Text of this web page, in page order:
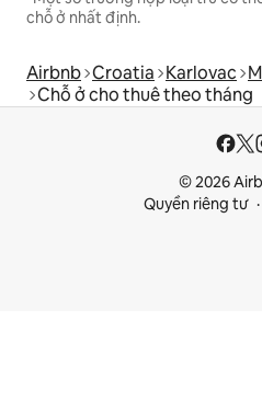
chỗ ở nhất định.
Airbnb Croatia Karlovac
Chỗ ở cho thuê theo tháng
© 2026
Quyền riêng tư